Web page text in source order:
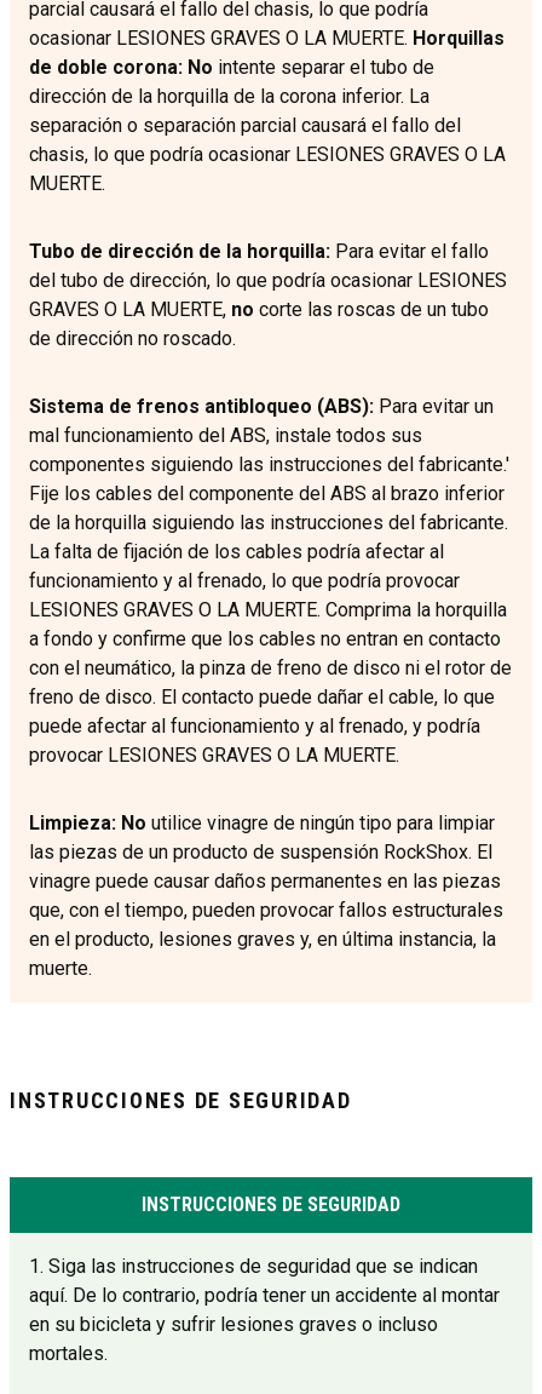
parcial causará el fallo del chasis, lo que podría
ocasionar LESIONES GRAVES O LA MUERTE. Horquillas
de doble corona: No intente separar el tubo de
dirección de la horquilla de la corona inferior. La
separación o separación parcial causará el fallo del
chasis, lo que podría ocasionar LESIONES GRAVES O LA
MUERTE.
Tubo de dirección de la horquilla: Para evitar el fallo
del tubo de dirección, lo que podría ocasionar LESIONES
GRAVES O LA MUERTE, no corte las roscas de un tubo
de dirección no roscado.
Sistema de frenos antibloqueo (ABS): Para evitar un
mal funcionamiento del ABS, instale todos sus
componentes siguiendo las instrucciones del fabricante.'
Fije los cables del componente del ABS al brazo inferior
de la horquilla siguiendo las instrucciones del fabricante.
La falta de fijación de los cables podría afectar al
funcionamiento y al frenado, lo que podría provocar
LESIONES GRAVES O LA MUERTE. Comprima la horquilla
a fondo y confirme que los cables no entran en contacto
con el neumático, la pinza de freno de disco ni el rotor de
freno de disco. El contacto puede dañar el cable, lo que
puede afectar al funcionamiento y al frenado, y podría
provocar LESIONES GRAVES O LA MUERTE.
Limpieza: No utilice vinagre de ningún tipo para limpiar
las piezas de un producto de suspensión RockShox. El
vinagre puede causar daños permanentes en las piezas
que, con el tiempo, pueden provocar fallos estructurales
en el producto, lesiones graves y, en última instancia, la
muerte.
INSTRUCCIONES DE SEGURIDAD
INSTRUCCIONES DE SEGURIDAD
1. Siga las instrucciones de seguridad que se indican
aquí. De lo contrario, podría tener un accidente al montar
en su bicicleta y sufrir lesiones graves o incluso
mortales.